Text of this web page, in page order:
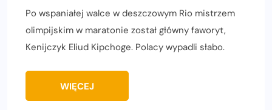
Po wspaniałej walce w deszczowym Rio mistrzem
olimpijskim w maratonie został główny faworyt,
Kenijczyk Eliud Kipchoge. Polacy wypadli słabo.
WIĘCEJ